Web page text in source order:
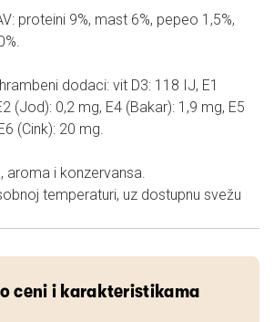
proteini 9%, mast 6%, pepeo 1,5%,
dodaci: vit D3: 118 IJ, E1
(Jod): 0,2 mg, E4 (Bakar): 1,9 mg, E5
(Cink): 20 mg.
aroma i konzervansa.
temperaturi, uz dostupnu svežu
ceni i karakteristikama